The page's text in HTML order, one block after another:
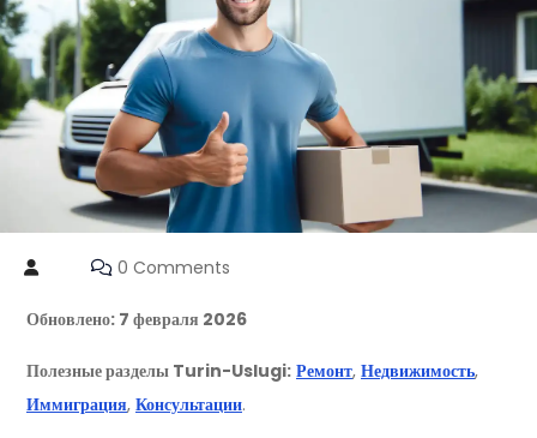
0 Comments
Обновлено: 7 февраля 2026
Полезные разделы Turin-Uslugi: Ремонт, Недвижимость,
Иммиграция, Консультации.